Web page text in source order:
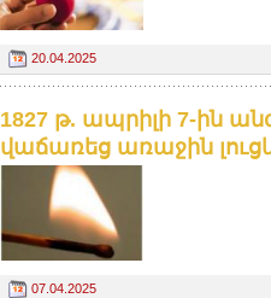
20.04.2025
1827 թ. ապրիլի 7-ին
վաճառեց առաջին
07.04.2025